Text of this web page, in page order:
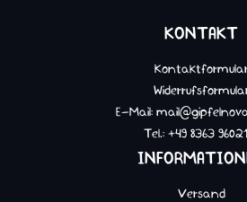
KONTAKT
E-Mail:
Tel.: +49 8363
Versand